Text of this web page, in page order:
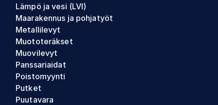
Lämpö ja vesi (LVI)
Maarakennus ja pohjatyöt
Metallilevyt
Muototeräkset
Muovilevyt
Panssariaidat
Poistomyynti
Putket
Puutavara